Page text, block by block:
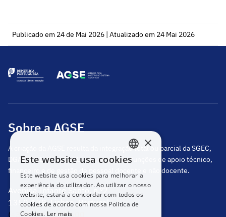
Publicado em 24 de Mai 2026 | Atualizado em 24 Mai 2026
Sobre a AGSE
A criação da AGSE resulta da integração total ou parcial da SGEC,
DGAE, DGEstE e IGeFE, que centraliza funções de apoio técnico,
financeiro e de gestão de pessoal docente e não docente.
Avenida Infante Santo, n.º2
1350-178, Lisboa, Portugal
(+351) 217 811 600
PORTUGUESE
ENGLISH
×
Este website usa cookies
Este website usa cookies para melhorar a
experiência do utilizador. Ao utilizar o nosso
website, estará a concordar com todos os
cookies de acordo com nossa Política de
Cookies. Ler mais